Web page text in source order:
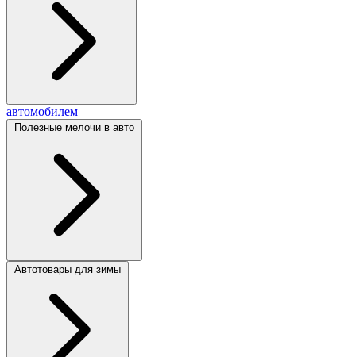
автомобилем
Полезные мелочи в авто
Автотовары для зимы